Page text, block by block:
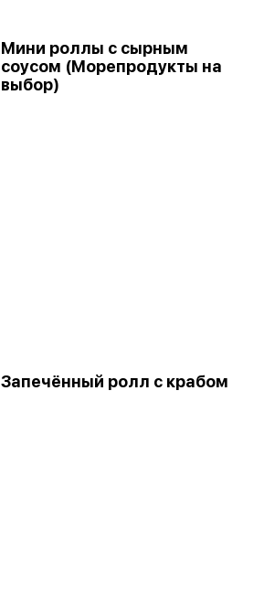
Мини роллы с сырным
соусом (Морепродукты на
выбор)
Запечённый ролл с крабом